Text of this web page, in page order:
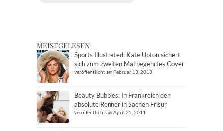
MEISTGELESEN
Sports Illustrated: Kate Upton sichert
sich zum zweiten Mal begehrtes Cover
veröffentlicht am Februar 13, 2013
Beauty Bubbles: In Frankreich der
absolute Renner in Sachen Frisur
veröffentlicht am April 25, 2011